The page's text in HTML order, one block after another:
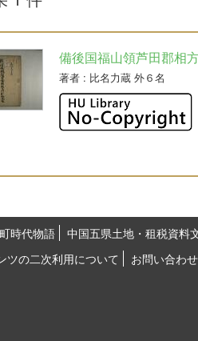
備後国福山領芦田郡相
著者 : 比名力蔵 外６名
時代物語
中国五県土地・租税資料
ツの二次利用について
お問い合わせ